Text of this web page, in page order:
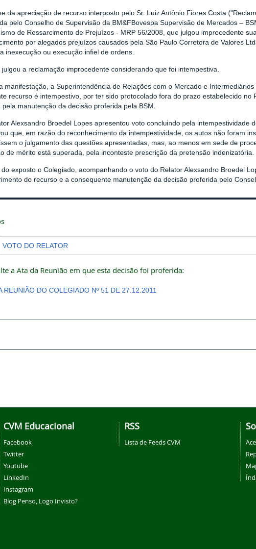
da apreciação de recurso interposto pelo Sr. Luiz Antônio Fiores Costa
pelo Conselho de Supervisão da BM&FBovespa Supervisão de Mercados –
de Ressarcimento de Prejuízos - MRP 56/2008, que julgou improcedente
por alegados prejuízos causados pela São Paulo Corretora de Valores
inexecução ou execução infiel de ordens.
julgou a reclamação improcedente considerando que foi intempestiva.
manifestação, a Superintendência de Relações com o Mercado e
recurso é intempestivo, por ter sido protocolado fora do prazo estabelecido no
pela manutenção da decisão proferida pela BSM.
Alexsandro Broedel Lopes apresentou voto concluindo pela intempestividade
que, em razão do reconhecimento da intempestividade, os autos não foram
o julgamento das questões apresentadas, mas, ao menos em sede de
de mérito está superada, pela inconteste prescrição da pretensão indenizatória.
do exposto o Colegiado, acompanhando o voto do Relator Alexsandro Broedel
do recurso e a consequente manutenção da decisão proferida pelo
VOTO DO RELATOR
a Ata da Reunião em que esta decisão foi proferida:
REUNIÃO DO COLEGIADO Nº 51 DE 27.12.2011
CVM Educacional
Facebook
Twitter
Youtube
LinkedIn
Instagram
Blog Penso, Logo Invisto?
RSS
Lista de Feeds CVM